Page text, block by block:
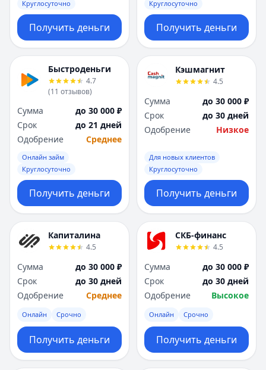
Круглосуточно
Получить деньги
Круглосуточно
Получить деньги
Быстроденьги
4.7
(11 отзывов)
Сумма
до 30 000 ₽
Срок
до 21 дней
Одобрение
Среднее
Онлайн займ
Круглосуточно
Получить деньги
Кэшмагнит
4.5
Сумма
до 30 000 ₽
Срок
до 30 дней
Одобрение
Низкое
Для новых клиентов
Круглосуточно
Получить деньги
Капиталина
4.5
Сумма
до 30 000 ₽
Срок
до 30 дней
Одобрение
Среднее
Онлайн Срочно
Получить деньги
СКБ-финанс
4.5
Сумма
до 30 000 ₽
Срок
до 30 дней
Одобрение
Высокое
Онлайн Срочно
Получить деньги